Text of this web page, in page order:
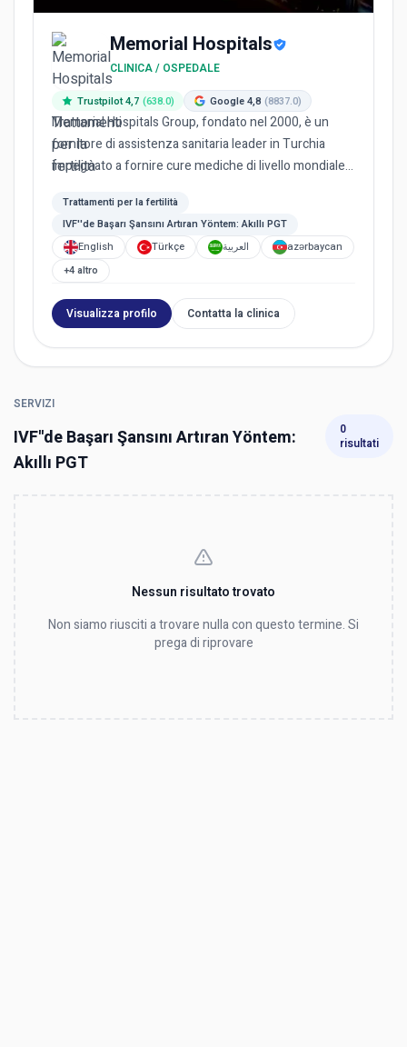
Memorial Hospitals
CLINICA / OSPEDALE
Trustpilot 4,7 (638.0) Google 4,8 (8837.0)
Memorial Hospitals Group, fondato nel 2000, è un
fornitore di assistenza sanitaria leader in Turchia
impegnato a fornire cure mediche di livello mondiale.
Trattamenti per la fertilità
IVF''de Başarı Şansını Artıran Yöntem: Akıllı PGT
English
Türkçe العربية
azərbaycan
+4 altro
Visualizza profilo Contatta la clinica
SERVIZI
IVF''de Başarı Şansını Artıran Yöntem:
Akıllı PGT
0
risultati
Nessun risultato trovato
Non siamo riusciti a trovare nulla con questo termine. Si
prega di riprovare